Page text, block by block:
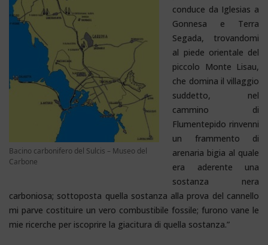
Bacino carbonifero del Sulcis – Museo del
Carbone
conduce da Iglesias a
Gonnesa e Terra
Segada, trovandomi
al piede orientale del
piccolo Monte Lisau,
che domina il villaggio
suddetto, nel
cammino di
Flumentepido rinvenni
un frammento di
arenaria bigia al quale
era aderente una
sostanza nera
carboniosa; sottoposta quella sostanza alla prova del cannello
mi parve costituire un vero combustibile fossile; furono vane le
mie ricerche per iscoprire la giacitura di quella sostanza.”